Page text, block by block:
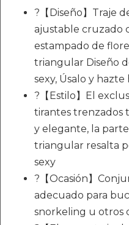
?【Diseño】Traje
ajustable cruzado
estampado de
triangular Diseño
sexy, Úsalo y
?【Estilo】El
tirantes trenzados
y elegante, la
triangular resalta
sexy
?【Ocasión】
adecuado para
snorkeling u otros